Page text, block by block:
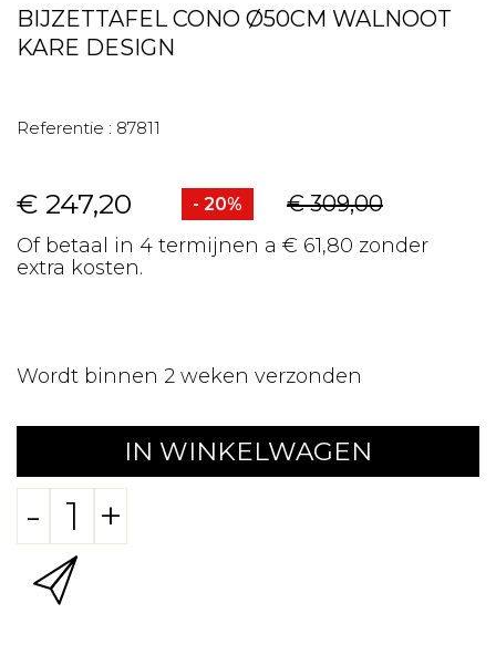
BIJZETTAFEL CONO Ø50CM WALNOOT
KARE DESIGN
Referentie : 87811
€ 247,20 - 20% € 309,00
Of betaal in 4 termijnen a € 61,80 zonder
extra kosten.
Wordt binnen 2 weken verzonden
IN WINKELWAGEN
- +